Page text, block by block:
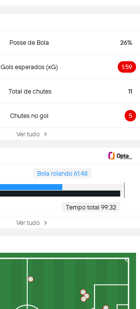
Posse de Bola 26%
Gols esperados (xG) 1.59
Total de chutes 11
Chutes no gol 5
Ver tudo
Bola rolando 61:48
Tempo total 99:32
Ver tudo